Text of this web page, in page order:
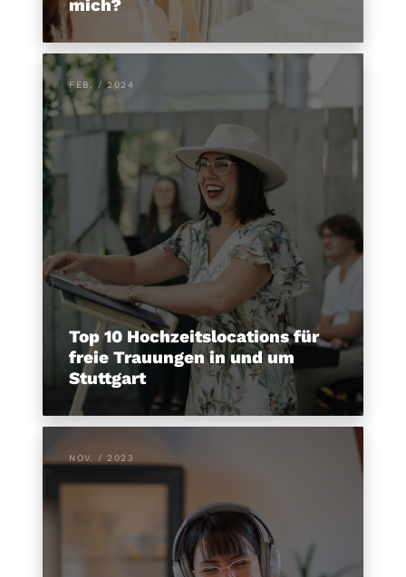
mich?
FEB. / 2024
Top 10 Hochzeitslocations für
freie Trauungen in und um
Stuttgart
NOV. / 2023